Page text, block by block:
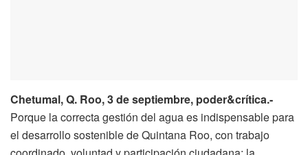
Chetumal, Q. Roo, 3 de septiembre, poder&crítica.-
Porque la correcta gestión del agua es indispensable para
el desarrollo sostenible de Quintana Roo, con trabajo